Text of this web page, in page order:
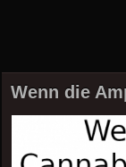
Wenn die